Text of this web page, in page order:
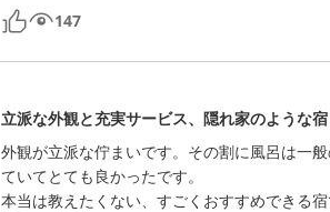
147
立派な外観と充実サービス、隠れ家のような宿
外観が立派な佇まいです。その割に風呂は一
ていてとても良かったです。
本当は教えたくない、すごくおすすめできる宿